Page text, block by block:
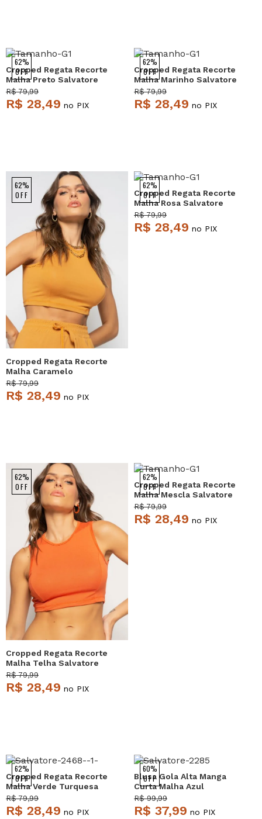
62%
OFF
Cropped Regata Recorte
Malha Preto Salvatore
R$ 79,99
R$ 28,49 no PIX
62%
OFF
Cropped Regata Recorte
Malha Marinho Salvatore
R$ 79,99
R$ 28,49 no PIX
62%
OFF
Cropped Regata Recorte
Malha Caramelo
Salvatore
R$ 79,99
R$ 28,49 no PIX
62%
OFF
Cropped Regata Recorte
Malha Rosa Salvatore
R$ 79,99
R$ 28,49 no PIX
62%
OFF
Cropped Regata Recorte
Malha Telha Salvatore
R$ 79,99
R$ 28,49 no PIX
62%
OFF
Cropped Regata Recorte
Malha Mescla Salvatore
R$ 79,99
R$ 28,49 no PIX
62%
OFF
Cropped Regata Recorte
Malha Verde Turquesa
Salvatore
R$ 79,99
R$ 28,49 no PIX
60%
OFF
Blusa Gola Alta Manga
Curta Malha Azul
Salvatore
R$ 99,99
R$ 37,99 no PIX